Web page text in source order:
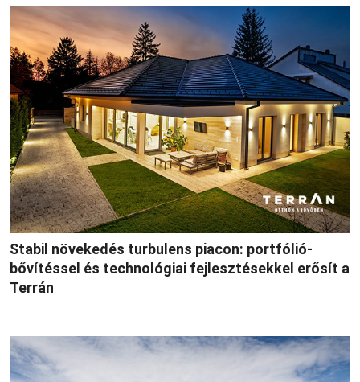
Stabil növekedés turbulens piacon: portfólió-
bővítéssel és technológiai fejlesztésekkel erősít a
Terrán